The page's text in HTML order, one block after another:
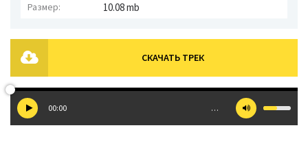
Размер: 10.08 mb
СКАЧАТЬ ТРЕК
00:00 …